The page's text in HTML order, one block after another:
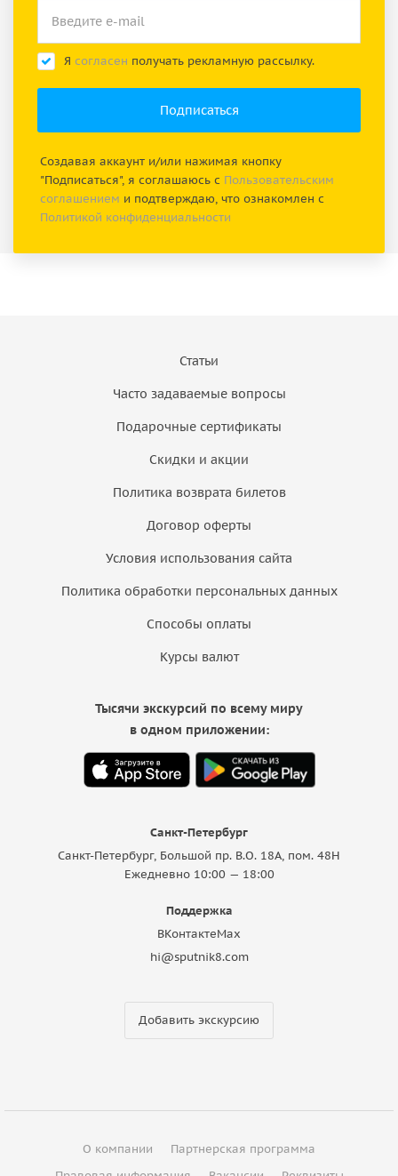
Я согласен получать рекламную рассылку.
Создавая аккаунт и/или нажимая кнопку
"Подписаться", я соглашаюсь с Пользовательским
соглашением и подтверждаю, что ознакомлен с
Политикой конфиденциальности
Статьи
Часто задаваемые вопросы
Подарочные сертификаты
Скидки и акции
Политика возврата билетов
Договор оферты
Условия использования сайта
Политика обработки персональных данных
Способы оплаты
Курсы валют
Санкт-Петербург
Санкт-Петербург, Большой пр. В.О. 18A, пом. 48Н
Ежедневно 10:00 — 18:00
Поддержка
ВКонтактеMax
hi@sputnik8.com
Добавить экскурсию
Тысячи экскурсий по всему миру
в одном приложении:
О компании
Партнерская программа